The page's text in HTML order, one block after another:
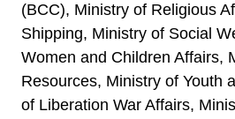
(BCC), Ministry of Religious
Shipping, Ministry of Social
Women and Children Affairs,
Resources, Ministry of Youth
of Liberation War Affairs,